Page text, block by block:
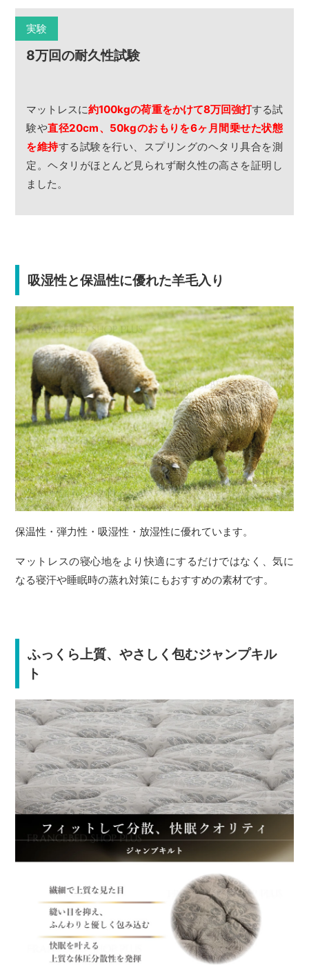
実験
8万回の耐久性試験
マットレスに約100kgの荷重をかけて8万回強打する試
験や直径20cm、50kgのおもりを6ヶ月間乗せた状態
を維持する試験を行い、スプリングのヘタリ具合を測
定。ヘタリがほとんど見られず耐久性の高さを証明し
ました。
吸湿性と保温性に優れた羊毛入り
保温性・弾力性・吸湿性・放湿性に優れています。
マットレスの寝心地をより快適にするだけではなく、気に
なる寝汗や睡眠時の蒸れ対策にもおすすめの素材です。
ふっくら上質、やさしく包むジャンプキル
ト